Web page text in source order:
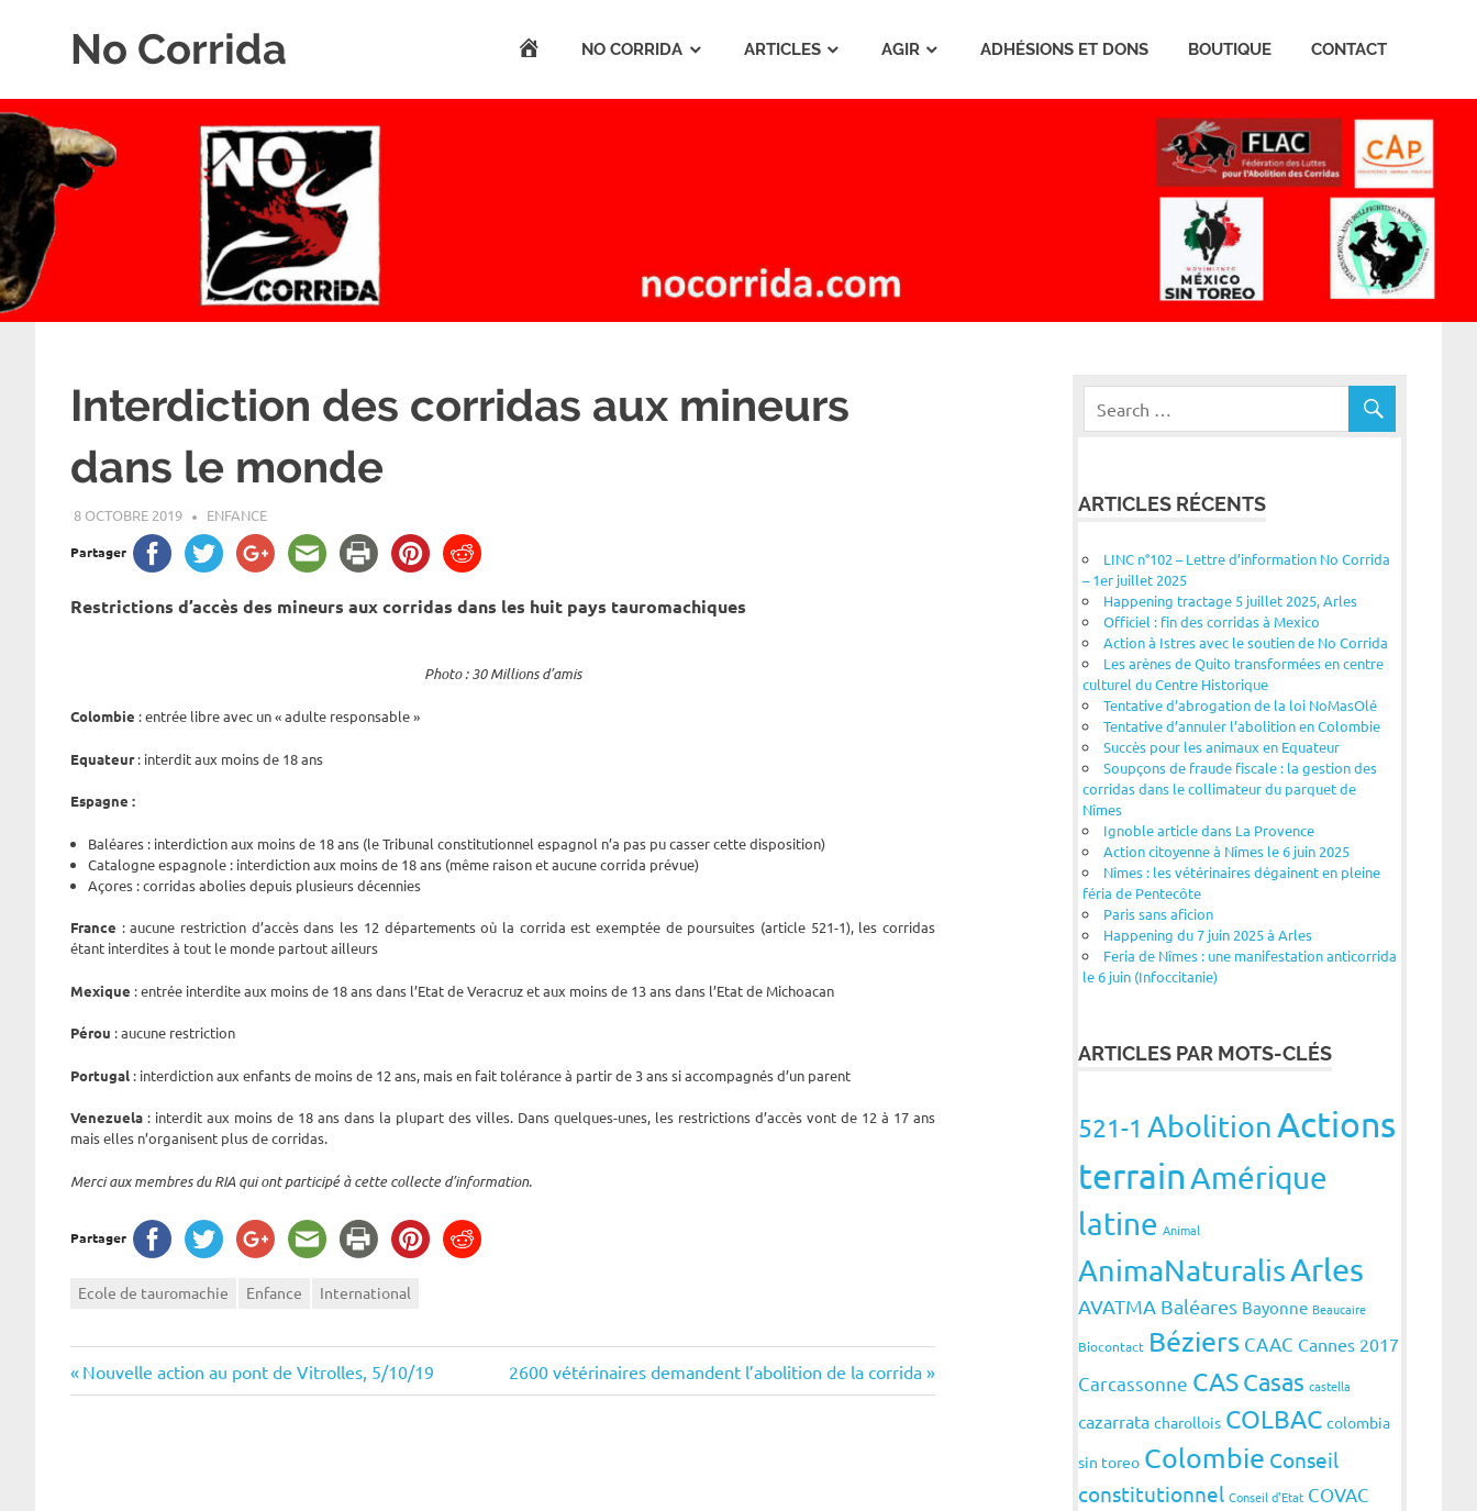
No Corrida
la
corrida
ACCUEILNO CORRIDA ARTICLES AGIR ADHÉSIONS ET DONS BOUTIQUE CONTACT
Interdiction des corridas aux mineurs
dans le monde
8 OCTOBRE 2019 ROGER LAHANA
ENFANCE
Partager
Restrictions d’accès des mineurs aux corridas dans les huit pays tauromachiques
Photo : 30 Millions d’amis
Colombie : entrée libre avec un « adulte responsable »
Equateur: interdit aux moins de 18 ans
Espagne :
Baléares : interdiction aux moins de 18 ans (le Tribunal constitutionnel espagnol n’a pas pu casser cette disposition)
Catalogne espagnole : interdiction aux moins de 18 ans (même raison et aucune corrida prévue)
Açores : corridas abolies depuis plusieurs décennies
France : aucune restriction d’accès dans les 12 départements où la corrida est exemptée de poursuites (article 521-1), les corridas
étant interdites à tout le monde partout ailleurs
Mexique : entrée interdite aux moins de 18 ans dans l’Etat de Veracruz et aux moins de 13 ans dans l’Etat de Michoacan
Pérou : aucune restriction
Portugal : interdiction aux enfants de moins de 12 ans, mais en fait tolérance à partir de 3 ans si accompagnés d’un parent
Venezuela : interdit aux moins de 18 ans dans la plupart des villes. Dans quelques-unes, les restrictions d’accès vont de 12 à 17 ans
mais elles n’organisent plus de corridas.
Merci aux membres du RIA qui ont participé à cette collecte d’information.
Partager
Ecole de tauromachie Enfance International
Navigation
Previous
Post:
Nouvelle action au pont de Vitrolles, 5/10/19
Next
Post:
2600 vétérinaires demandent l’abolition de la corrida
ARTICLES RÉCENTS
LINC n°102 – Lettre d’information No Corrida
– 1er juillet 2025
Happening tractage 5 juillet 2025, Arles
Officiel : fin des corridas à Mexico
Action à Istres avec le soutien de No Corrida
Les arènes de Quito transformées en centre
culturel du Centre Historique
Tentative d’abrogation de la loi NoMasOlé
Tentative d’annuler l’abolition en Colombie
Succès pour les animaux en Equateur
Soupçons de fraude fiscale : la gestion des
corridas dans le collimateur du parquet de
Nîmes
Ignoble article dans La Provence
Action citoyenne à Nîmes le 6 juin 2025
Nîmes : les vétérinaires dégainent en pleine
féria de Pentecôte
Paris sans aficion
Happening du 7 juin 2025 à Arles
Feria de Nîmes : une manifestation anticorrida
le 6 juin (Infoccitanie)
ARTICLES PAR MOTS-CLÉS
521-1 AbolitionActions
terrainAmérique
latine Animal
AnimaNaturalisArles
AVATMA Baléares Bayonne Beaucaire
Biocontact Béziers CAAC Cannes 2017
Carcassonne CASCasas castella
cazarrata charollois COLBAC colombia
sin toreo Colombie Conseil
constitutionnel Conseil d'Etat COVAC